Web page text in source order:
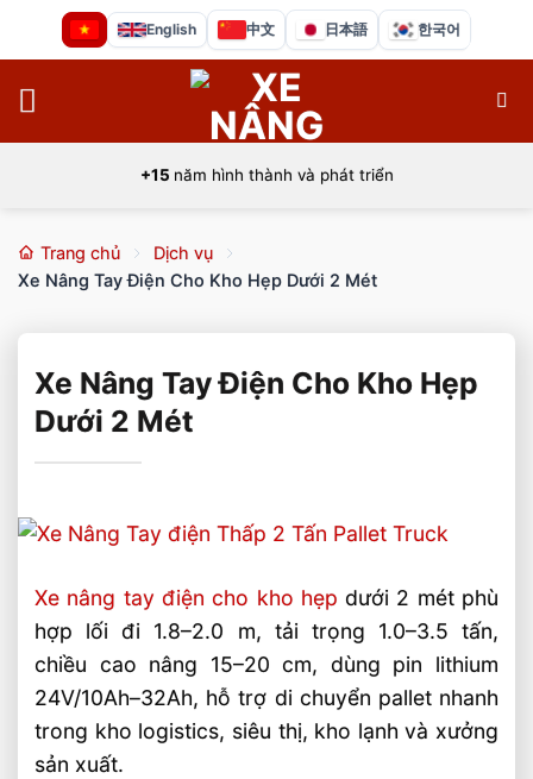
dung
English 中文 日本語 한국어
+15 năm hình thành và phát triển
Trang chủ
Dịch vụ
Xe Nâng Tay Điện Cho Kho Hẹp Dưới 2 Mét
Xe Nâng Tay Điện Cho Kho Hẹp
Dưới 2 Mét
Xe nâng tay điện cho kho hẹp dưới 2 mét phù
hợp lối đi 1.8–2.0 m, tải trọng 1.0–3.5 tấn,
chiều cao nâng 15–20 cm, dùng pin lithium
24V/10Ah–32Ah, hỗ trợ di chuyển pallet nhanh
trong kho logistics, siêu thị, kho lạnh và xưởng
sản xuất.